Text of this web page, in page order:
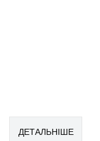
ДЕТАЛЬНІШЕ